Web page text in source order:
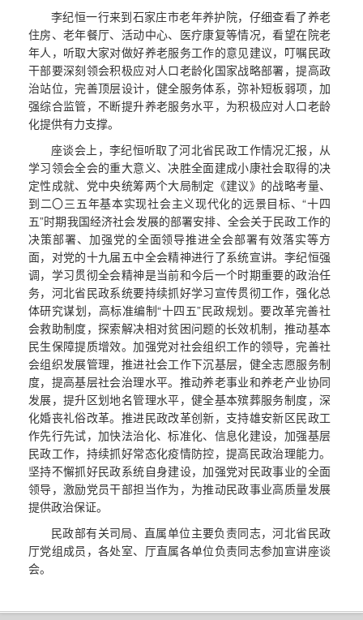
李纪恒一行来到石家庄市老年养护院，仔细查看了养老
住房、老年餐厅、活动中心、医疗康复等情况，看望在院老
年人，听取大家对做好养老服务工作的意见建议，叮嘱民政
干部要深刻领会积极应对人口老龄化国家战略部署，提高政
治站位，完善顶层设计，健全服务体系，弥补短板弱项，加
强综合监管，不断提升养老服务水平，为积极应对人口老龄
化提供有力支撑。
座谈会上，李纪恒听取了河北省民政工作情况汇报，从
学习领会全会的重大意义、决胜全面建成小康社会取得的决
定性成就、党中央统筹两个大局制定《建议》的战略考量、
到二〇三五年基本实现社会主义现代化的远景目标、“十四
五”时期我国经济社会发展的部署安排、全会关于民政工作的
决策部署、加强党的全面领导推进全会部署有效落实等方
面，对党的十九届五中全会精神进行了系统宣讲。李纪恒强
调，学习贯彻全会精神是当前和今后一个时期重要的政治任
务，河北省民政系统要持续抓好学习宣传贯彻工作，强化总
体研究谋划，高标准编制“十四五”民政规划。要改革完善社
会救助制度，探索解决相对贫困问题的长效机制，推动基本
民生保障提质增效。加强党对社会组织工作的领导，完善社
会组织发展管理，推进社会工作下沉基层，健全志愿服务制
度，提高基层社会治理水平。推动养老事业和养老产业协同
发展，提升区划地名管理水平，健全基本殡葬服务制度，深
化婚丧礼俗改革。推进民政改革创新，支持雄安新区民政工
作先行先试，加快法治化、标准化、信息化建设，加强基层
民政工作，持续抓好常态化疫情防控，提高民政治理能力。
坚持不懈抓好民政系统自身建设，加强党对民政事业的全面
领导，激励党员干部担当作为，为推动民政事业高质量发展
提供政治保证。
民政部有关司局、直属单位主要负责同志，河北省民政
厅党组成员，各处室、厅直属各单位负责同志参加宣讲座谈
会。